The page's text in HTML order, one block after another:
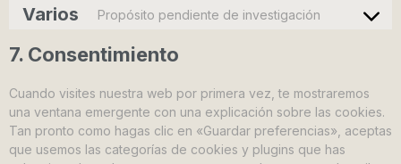
Varios Propósito pendiente de investigación
7. Consentimiento
Cuando visites nuestra web por primera vez, te mostraremos
una ventana emergente con una explicación sobre las cookies.
Tan pronto como hagas clic en «Guardar preferencias», aceptas
que usemos las categorías de cookies y plugins que has